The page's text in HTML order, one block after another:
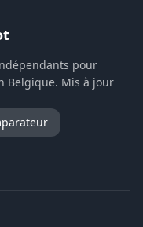
pour
Belgique. Mis à jour